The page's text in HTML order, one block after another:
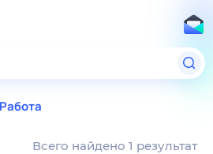
Работа
Всего найдено 1 результат